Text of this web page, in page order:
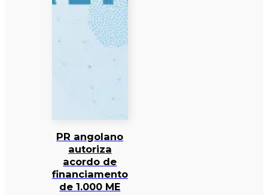
PR angolano
autoriza
acordo de
financiamento
de 1.000 ME